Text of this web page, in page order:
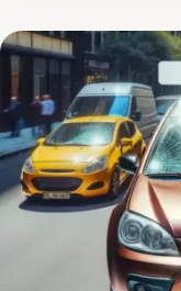
UN
SEGURO
DE
COCHE
ONLINE?